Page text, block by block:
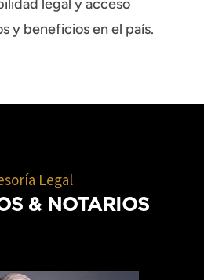
legal y acceso
y beneficios en el país.
Legal
& NOTARIOS